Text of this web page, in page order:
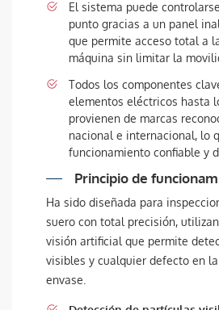
El sistema puede
punto gracias a un panel
que permite acceso total a
máquina sin limitar la
Todos los componentes
elementos eléctricos hasta
provienen de marcas
nacional e internacional, lo
funcionamiento confiable y
Principio de
Ha sido diseñada para
suero con total precisión,
visión artificial que permite
visibles y cualquier defecto en
envase.